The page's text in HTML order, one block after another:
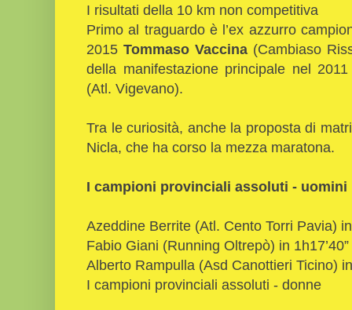
I risultati della 10 km non competitiva
Primo al traguardo è l’ex azzurro
2015 Tommaso Vaccina (Cambiaso
della manifestazione principale nel
(Atl. Vigevano).
Tra le curiosità, anche la proposta di
Nicla, che ha corso la mezza maratona.
I campioni provinciali assoluti - uomini
Azeddine Berrite (Atl. Cento Torri Pavia) in
Fabio Giani (Running Oltrepò) in 1h17’40”
Alberto Rampulla (Asd Canottieri Ticino) in
I campioni provinciali assoluti - donne